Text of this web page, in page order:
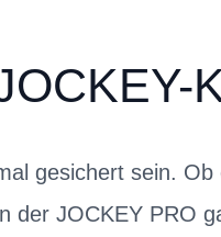
gesichert sein. Ob
der JOCKEY PRO